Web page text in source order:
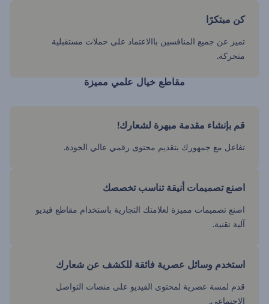
كن مبتكرًا
تميز عن جميع المنافسين باالاعتماد على حملات مستقبلية
متحركة.
مقاطع خيال علمي مميزة
قم بإنشاء مقدمة مبهرة لشعارك!
تفاعل مع جمهورك بتقديم محتوى رقمي عالي الجودة.
اصنع تصميمات أنيقة تناسب تخصصك
اصنع تصميمات مميزة لعلامتك التجارية باستخدام مقاطع فيديو
آلية تقنية.
استخدم وسائل عصرية فائقة للكشف عن شعارك
قدم لمسة عصرية لمحتوى الفيديو على منصات التواصل
الاجتماعي.